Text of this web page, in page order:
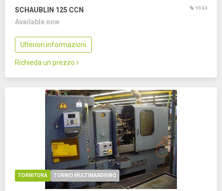
SCHAUBLIN 125 CCN 9944
Available now
Ulteriori informazioni
Richieda un prezzo
TORNITURA TORNIO MULTIMANDRINO